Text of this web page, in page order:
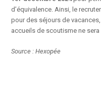
d’équivalence. Ainsi, le
pour des séjours de
accueils de scoutisme ne sera
Source : Hexopée